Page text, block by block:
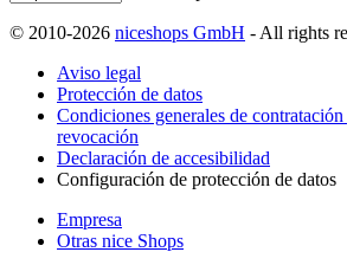
© 2010-2026 niceshops GmbH - All rights
Aviso legal
Protección de datos
Condiciones generales de
revocación
Declaración de accesibilidad
Configuración de protección de datos
Empresa
Otras nice Shops